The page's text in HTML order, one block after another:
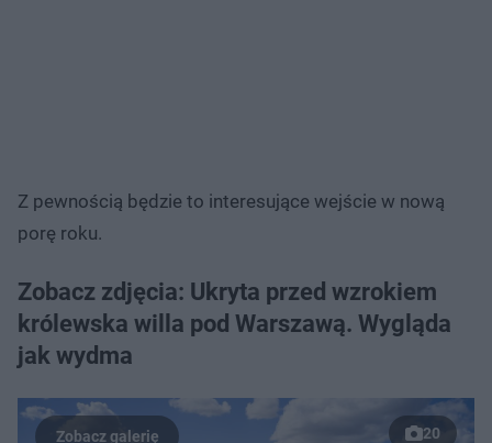
Z pewnością będzie to interesujące wejście w nową
porę roku.
Zobacz zdjęcia: Ukryta przed wzrokiem
królewska willa pod Warszawą. Wygląda
jak wydma
20